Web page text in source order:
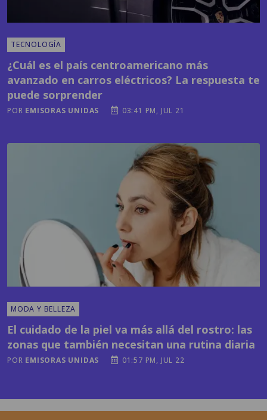
TECNOLOGÍA
¿Cuál es el país centroamericano más
avanzado en carros eléctricos? La respuesta te
puede sorprender
POR EMISORAS UNIDAS 03:41 PM, JUL 21
MODA Y BELLEZA
El cuidado de la piel va más allá del rostro: las
zonas que también necesitan una rutina diaria
POR EMISORAS UNIDAS 01:57 PM, JUL 22